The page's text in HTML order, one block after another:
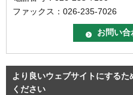
ファックス：026-235-7026
より良いウェブサイトにする
ください